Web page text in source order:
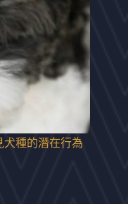
犬種的潛在行為